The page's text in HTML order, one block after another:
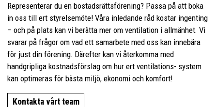
Representerar du en bostadsrättsförening? Passa på att boka
in oss till ert styrelsemöte! Våra inledande råd kostar ingenting
– och på plats kan vi berätta mer om ventilation i allmänhet. Vi
svarar på frågor om vad ett samarbete med oss kan innebära
för just din förening. Därefter kan vi återkomma med
handgripliga kostnadsförslag om hur ert ventilations- system
kan optimeras för bästa miljö, ekonomi och komfort!
Kontakta vårt team